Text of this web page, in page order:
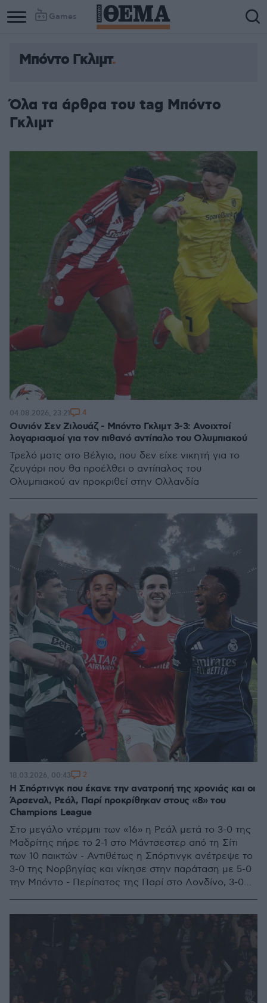
Games
Μπόντο Γκλιμτ
Όλα τα άρθρα του tag Μπόντο
Γκλιμτ
Ουνιόν Σεν Ζιλουάζ - Μπόντο Γκλιμτ 3-3: Ανοιχτοί
λογαριασμοί για τον πιθανό αντίπαλο του Ολυμπιακού
Τρελό ματς στο Βέλγιο, που δεν είχε νικητή για το
ζευγάρι που θα προέλθει ο αντίπαλος του
Ολυμπιακού αν προκριθεί στην Ολλανδία
04.08.2026, 23:21 4
Η Σπόρτινγκ που έκανε την ανατροπή της χρονιάς και οι
Άρσεναλ, Ρεάλ, Παρί προκρίθηκαν στους «8» του
Champions League
Στο μεγάλο ντέρμπι των «16» η Ρεάλ μετά το 3-0 της
Μαδρίτης πήρε το 2-1 στο Μάντσεστερ από τη Σίτι
των 10 παικτών - Αντιθέτως η Σπόρτινγκ ανέτρεψε το
3-0 της Νορβηγίας και νίκησε στην παράταση με 5-0
την Μπόντο - Περίπατος της Παρί στο Λονδίνο, 3-0
18.03.2026, 00:43 2